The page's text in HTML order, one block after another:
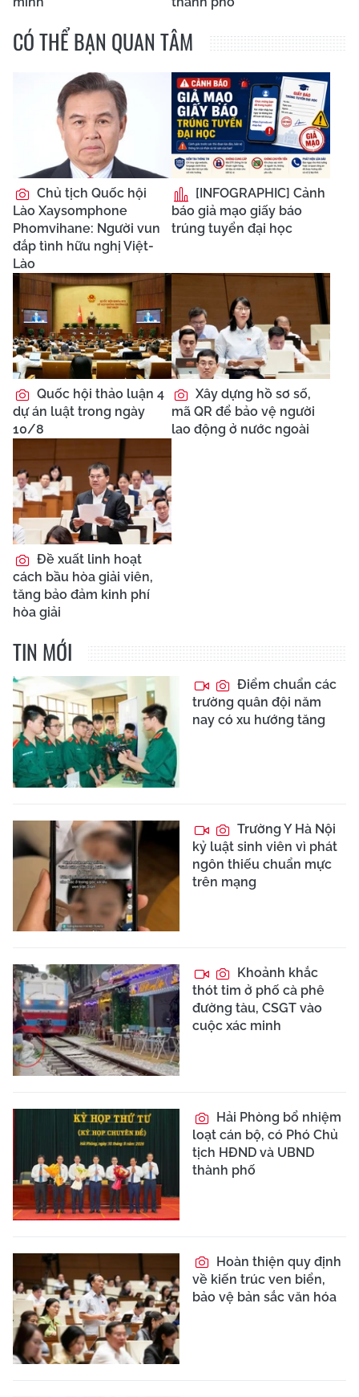
CÓ THỂ BẠN QUAN TÂM
Chủ tịch Quốc hội
Lào Xaysomphone
Phomvihane: Người vun
đắp tình hữu nghị Việt-
Lào
[INFOGRAPHIC] Cảnh
báo giả mạo giấy báo
trúng tuyển đại học
Quốc hội thảo luận 4
dự án luật trong ngày
10/8
Xây dựng hồ sơ số,
mã QR để bảo vệ người
lao động ở nước ngoài
Đề xuất linh hoạt
cách bầu hòa giải viên,
tăng bảo đảm kinh phí
hòa giải
TIN MỚI
Điểm chuẩn các
trường quân đội năm
nay có xu hướng tăng
Trường Y Hà Nội
kỷ luật sinh viên vì phát
ngôn thiếu chuẩn mực
trên mạng
Khoảnh khắc
thót tim ở phố cà phê
đường tàu, CSGT vào
cuộc xác minh
Hải Phòng bổ nhiệm
loạt cán bộ, có Phó Chủ
tịch HĐND và UBND
thành phố
Hoàn thiện quy định
về kiến trúc ven biển,
bảo vệ bản sắc văn hóa